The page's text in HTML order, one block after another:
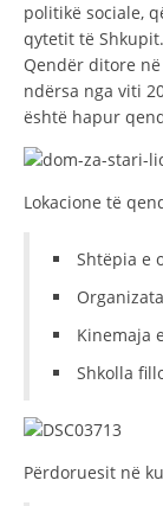
politikë sociale,
qytetit të
Qendër ditore
ndërsa nga viti
është hapur
Lokacione të
Shtëpia e
Kinemaja
Shkolla
Përdoruesit në